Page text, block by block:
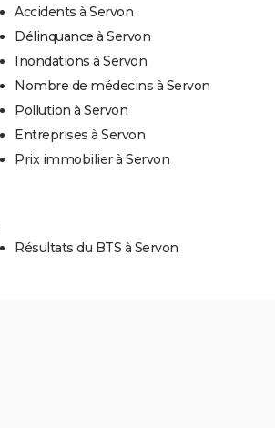
Accidents à Servon
Délinquance à Servon
Inondations à Servon
Nombre de médecins à Servon
Pollution à Servon
Entreprises à Servon
Prix immobilier à Servon
Résultats du BTS à Servon